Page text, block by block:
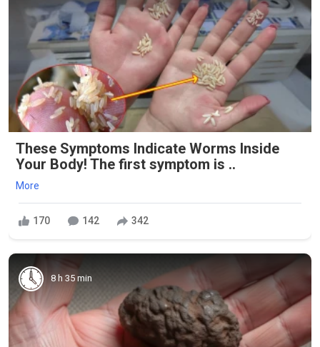
These Symptoms Indicate Worms Inside
Your Body! The first symptom is ..
More
170 142 342
8 h 35 min